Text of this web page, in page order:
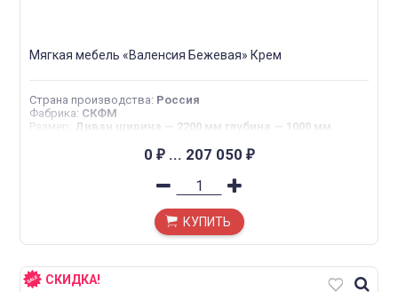
Мягкая мебель «Валенсия Бежевая» Крем
Страна производства: Россия
Фабрика: СКФМ
Размер : Диван ширина — 2200 мм глубина — 1000 мм
1000 мм высота — 1250 мм
0 ₽... 207 050 ₽
КУПИТЬ
СКИДКА!